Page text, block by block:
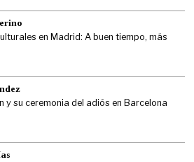
en Madrid: A buen tiempo, más
y su ceremonia del adiós en Barcelona